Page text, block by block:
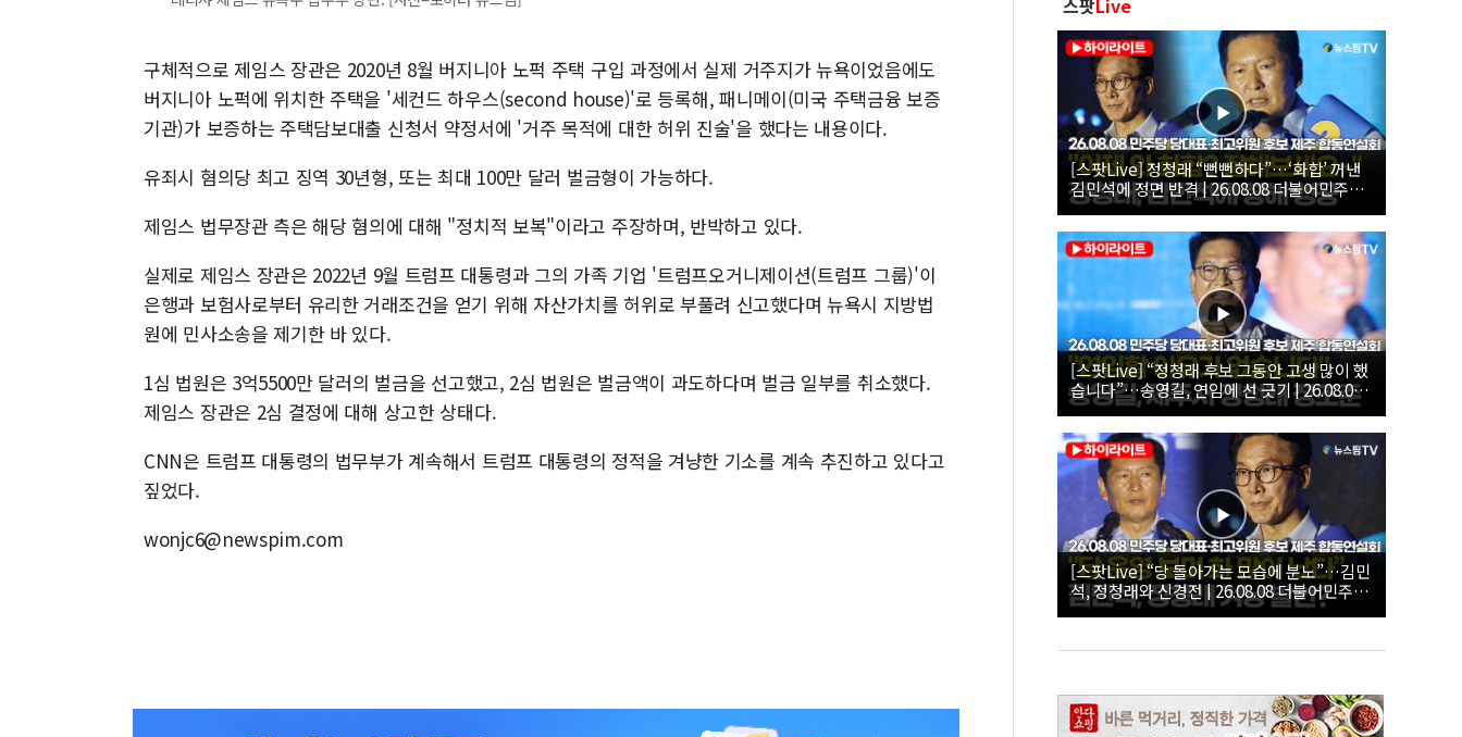
구체적으로 제임스 장관은 2020년 8월 버지니아 노퍽 주택 구입 과정에서 실제 거주지가 뉴욕이었음에도
버지니아 노퍽에 위치한 주택을 '세컨드 하우스(second house)'로 등록해, 패니메이(미국 주택금융 보증
기관)가 보증하는 주택담보대출 신청서 약정서에 '거주 목적에 대한 허위 진술'을 했다는 내용이다.
유죄시 혐의당 최고 징역 30년형, 또는 최대 100만 달러 벌금형이 가능하다.
제임스 법무장관 측은 해당 혐의에 대해 "정치적 보복"이라고 주장하며, 반박하고 있다.
실제로 제임스 장관은 2022년 9월 트럼프 대통령과 그의 가족 기업 '트럼프오거니제이션(트럼프 그룹)'이
은행과 보험사로부터 유리한 거래조건을 얻기 위해 자산가치를 허위로 부풀려 신고했다며 뉴욕시 지방법
원에 민사소송을 제기한 바 있다.
1심 법원은 3억5500만 달러의 벌금을 선고했고, 2심 법원은 벌금액이 과도하다며 벌금 일부를 취소했다.
제임스 장관은 2심 결정에 대해 상고한 상태다.
CNN은 트럼프 대통령의 법무부가 계속해서 트럼프 대통령의 정적을 겨냥한 기소를 계속 추진하고 있다고
짚었다.
wonjc6@newspim.com
스팟Live
[스팟Live] 정청래 “뻔뻔하다”…‘화합’ 꺼낸
김민석에 정면 반격 | 26.08.08 더불어민주당
당대표·최고위원 후보 제주 합동연설회
[스팟Live] “정청래 후보 그동안 고생 많이 했
습니다”…송영길, 연임에 선 긋기 | 26.08.08
더불어민주당 당대표·최고위원 후보 제주 합
동연설회
[스팟Live] “당 돌아가는 모습에 분노”…김민
석, 정청래와 신경전 | 26.08.08 더불어민주당
당대표·최고위원 후보 제주 합동연설회